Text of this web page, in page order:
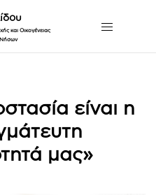
και Οικογένειας
Νήσων
είναι η
μας»